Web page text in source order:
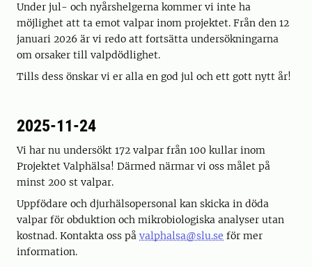
Under jul- och nyårshelgerna kommer vi inte ha
möjlighet att ta emot valpar inom projektet. Från den 12
januari 2026 är vi redo att fortsätta undersökningarna
om orsaker till valpdödlighet.
Tills dess önskar vi er alla en god jul och ett gott nytt år!
2025-11-24
Vi har nu undersökt 172 valpar från 100 kullar inom
Projektet Valphälsa! Därmed närmar vi oss målet på
minst 200 st valpar.
Uppfödare och djurhälsopersonal kan skicka in döda
valpar för obduktion och mikrobiologiska analyser utan
kostnad. Kontakta oss på valphalsa@slu.se för mer
information.